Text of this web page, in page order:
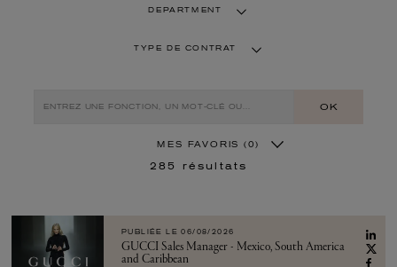
DEPARTMENT
TYPE DE CONTRAT
OK
MES FAVORIS (0)
285 résultats
PUBLIÉE LE 06/08/2026
GUCCI Sales Manager - Mexico, South America
and Caribbean